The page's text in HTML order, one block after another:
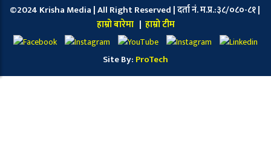
©2024 Krisha Media | All Right Reserved | दर्ता नं. म.प्र.:३८/०८०-८१ |
हाम्रो बारेमा | हाम्रो टीम
Site By: ProTech